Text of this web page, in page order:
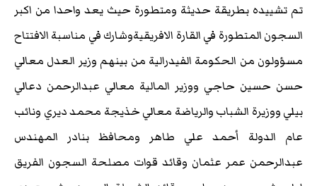
تم تشييده بطريقة حديثة ومتطورة حيث يعد واحدا من اكبر
السجون المتطورة في القارة الافريقيةوشارك في مناسبة الافتتاح
مسؤولون من الحكومة الفيدرالية من بينهم وزير العدل معالي
حسن حسين حاجي ووزير المالية معالي عبدالرحمن دعالي
بيلي ووزيرة الشباب والرياضة معالي خذيجة محمد ديري ونائب
عام الدولة أحمد علي طاهر ومحافظ بنادر المهندس
عبدالرحمن عمر عثمان وقائد قوات مصلحة السجون الفريق